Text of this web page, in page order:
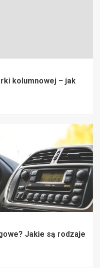
kolumnowej – jak
Jakie są rodzaje